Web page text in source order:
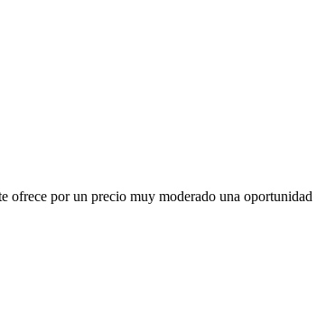
ofrece por un precio muy moderado una oportunidad